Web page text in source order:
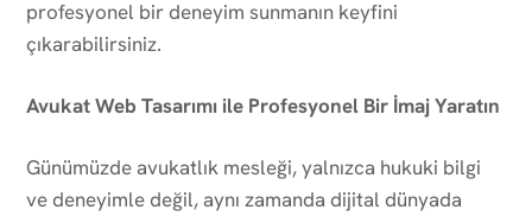
profesyonel bir deneyim sunmanın keyfini
çıkarabilirsiniz.
Avukat Web Tasarımı ile Profesyonel Bir İmaj Yaratın
Günümüzde avukatlık mesleği, yalnızca hukuki bilgi
ve deneyimle değil, aynı zamanda dijital dünyada